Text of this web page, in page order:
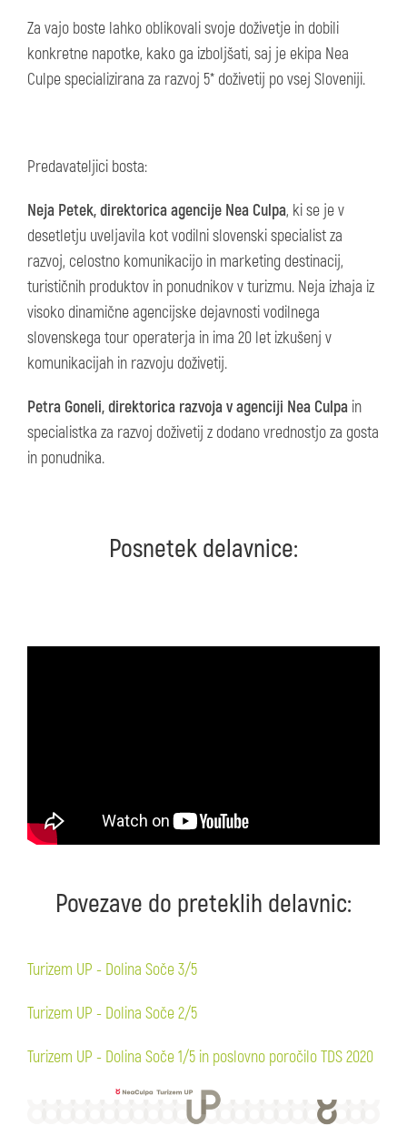
Za vajo boste lahko oblikovali svoje doživetje in dobili
konkretne napotke, kako ga izboljšati, saj je ekipa Nea
Culpe specializirana za razvoj 5* doživetij po vsej Sloveniji.
Predavateljici bosta:
Neja Petek, direktorica agencije Nea Culpa, ki se je v
desetletju uveljavila kot vodilni slovenski specialist za
razvoj, celostno komunikacijo in marketing destinacij,
turističnih produktov in ponudnikov v turizmu. Neja izhaja iz
visoko dinamične agencijske dejavnosti vodilnega
slovenskega tour operaterja in ima 20 let izkušenj v
komunikacijah in razvoju doživetij.
Petra Goneli, direktorica razvoja v agenciji Nea Culpa in
specialistka za razvoj doživetij z dodano vrednostjo za gosta
in ponudnika.
Posnetek delavnice:
Povezave do preteklih delavnic:
Turizem UP - Dolina Soče 3/5
Turizem UP - Dolina Soče 2/5
Turizem UP - Dolina Soče 1/5 in poslovno poročilo TDS 2020